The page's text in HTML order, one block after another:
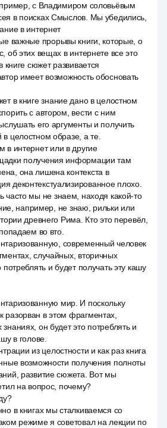
с Владимиром соловьёвым
в поисках Смыслов. Мы убедились,
в интернет
важные прорывы книги, которые, о
об этих вещах в интернете все это
книге сюжет развивается
имеет возможность обосновать
в книге знание дано в целостном
с автором, вести с ним
его аргументы и получить
целостном образе, а те.
в интернет или в другие
получения информации там
она лишена контекста в
деконтекстуализированное плохо.
часто мы не знаем, находя какой-то
например, не знаю, рильки или
древнего Рима. Кто это перевёл,
во вто.
современный человек
случайных, вторичных
и будет получать эту кашу
мир. И поскольку
разорван в этом фрагментах,
он будет это потреблять и
в голове.
из целостности и как раз книга
возможности получения полноты
развитие сюжета. Вот мы
на вопрос, почему?
в книгах мы сталкиваемся со
режиме я советовал на лекции по